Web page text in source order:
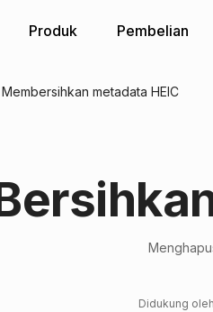
Produk Pembelian
Membersihkan metadata HEIC
Didukung oleh